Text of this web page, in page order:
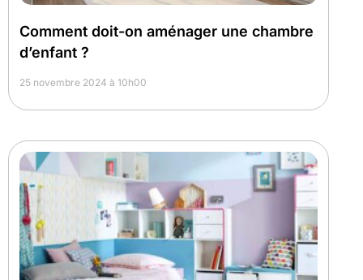
Comment doit-on aménager une chambre
d’enfant ?
25 novembre 2024 à 10h00